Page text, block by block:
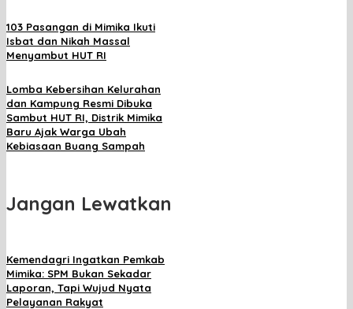
103 Pasangan di Mimika Ikuti
Isbat dan Nikah Massal
Menyambut HUT RI
Lomba Kebersihan Kelurahan
dan Kampung Resmi Dibuka
Sambut HUT RI, Distrik Mimika
Baru Ajak Warga Ubah
Kebiasaan Buang Sampah
Jangan Lewatkan
Kemendagri Ingatkan Pemkab
Mimika: SPM Bukan Sekadar
Laporan, Tapi Wujud Nyata
Pelayanan Rakyat